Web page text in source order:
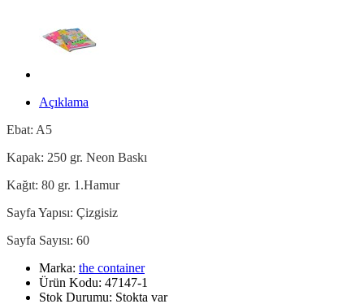
Açıklama
Ebat: A5
Kapak: 250 gr. Neon Baskı
Kağıt: 80 gr. 1.Hamur
Sayfa Yapısı: Çizgisiz
Sayfa Sayısı: 60
Marka: the container
Ürün Kodu: 47147-1
Stok Durumu: Stokta var